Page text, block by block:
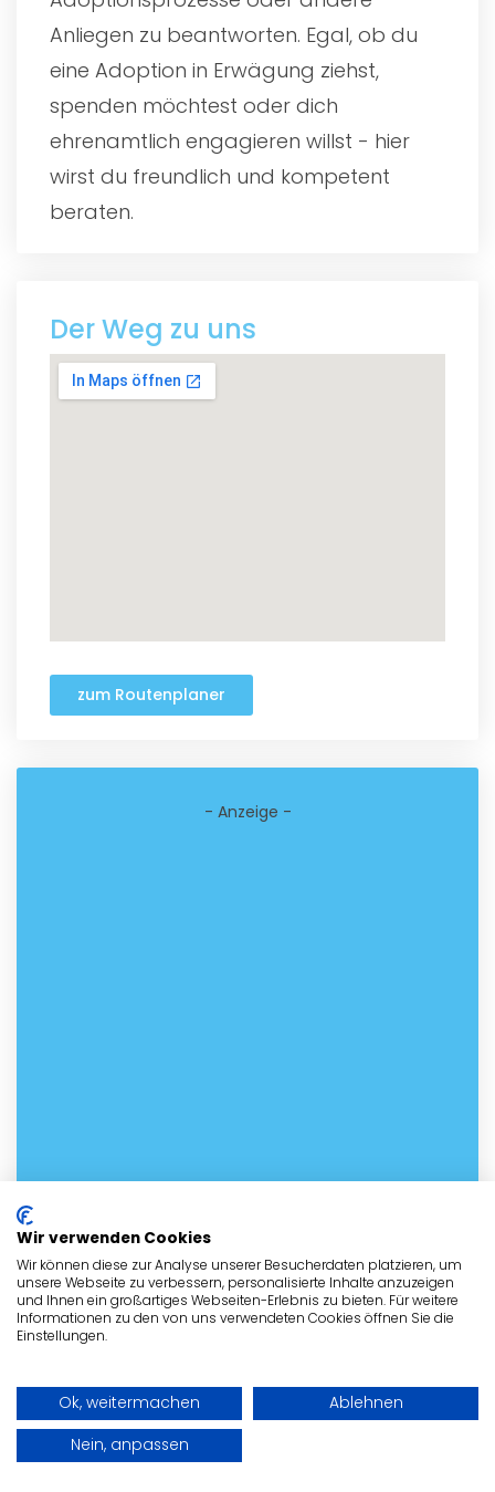
Anliegen zu beantworten. Egal, ob du
eine Adoption in Erwägung ziehst,
spenden möchtest oder dich
ehrenamtlich engagieren willst - hier
wirst du freundlich und kompetent
beraten.
Der Weg zu uns
zum Routenplaner
- Anzeige -
Kontakt mit dem Tierheim in
Tholey aufnehmen
Wir verwenden Cookies
Wir können diese zur Analyse unserer Besucherdaten platzieren, um
unsere Webseite zu verbessern, personalisierte Inhalte anzuzeigen
und Ihnen ein großartiges Webseiten-Erlebnis zu bieten. Für weitere
Informationen zu den von uns verwendeten Cookies öffnen Sie die
Einstellungen.
Ok, weitermachen
Ablehnen
Nein, anpassen